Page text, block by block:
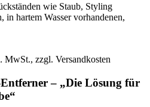
wie Staub, Styling
in hartem Wasser vorhandenen,
MwSt., zzgl. Versandkosten
– „Die Lösung für